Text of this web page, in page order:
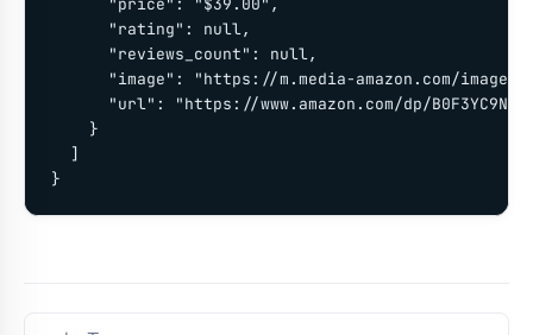
      "price": "$39.00",
      "rating": null,
      "reviews_count": null,
"image": "https://m.media-amazon.com/images/
"url": "https://www.amazon.com/dp/
    }
  ]
}